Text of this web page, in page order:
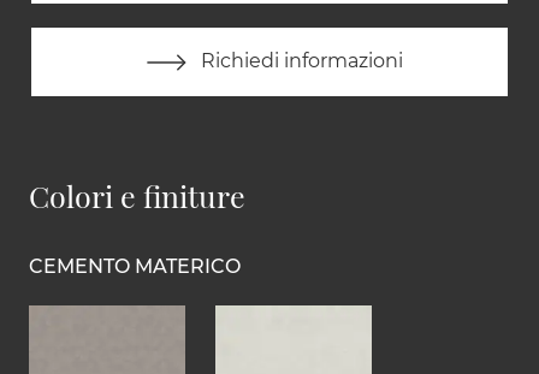
Richiedi informazioni
Colori e finiture
CEMENTO MATERICO